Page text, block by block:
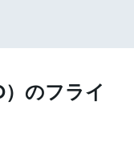
のフライ